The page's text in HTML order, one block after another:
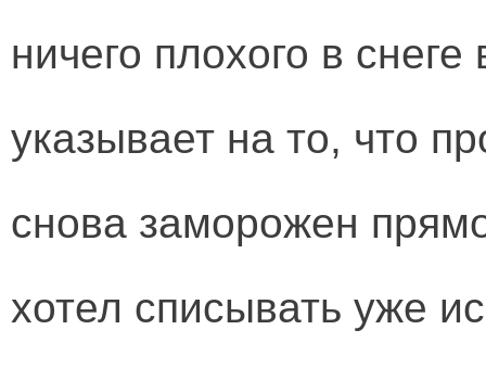
ничего плохого в
указывает на то, что
снова заморожен
хотел списывать уже